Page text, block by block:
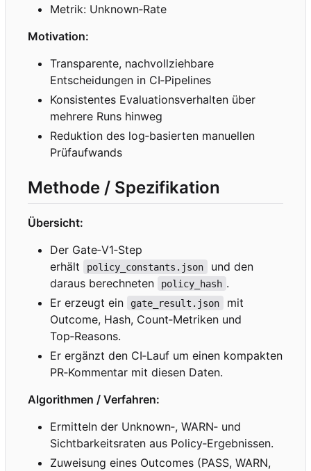
Metrik: Unknown‑Rate
Motivation:
Transparente, nachvollziehbare
Entscheidungen in CI‑Pipelines
Konsistentes Evaluationsverhalten über
mehrere Runs hinweg
Reduktion des log‑basierten manuellen
Prüfaufwands
Methode / Spezifikation
Übersicht:
Der Gate‑V1‑Step
erhält
policy_constants.json
und den
daraus berechneten
policy_hash .
Er erzeugt ein
gate_result.json
mit
Outcome, Hash, Count‑Metriken und
Top‑Reasons.
Er ergänzt den CI‑Lauf um einen kompakten
PR‑Kommentar mit diesen Daten.
Algorithmen / Verfahren:
Ermitteln der Unknown‑, WARN‑ und
Sichtbarkeitsraten aus Policy‑Ergebnissen.
Zuweisung eines Outcomes (PASS, WARN,